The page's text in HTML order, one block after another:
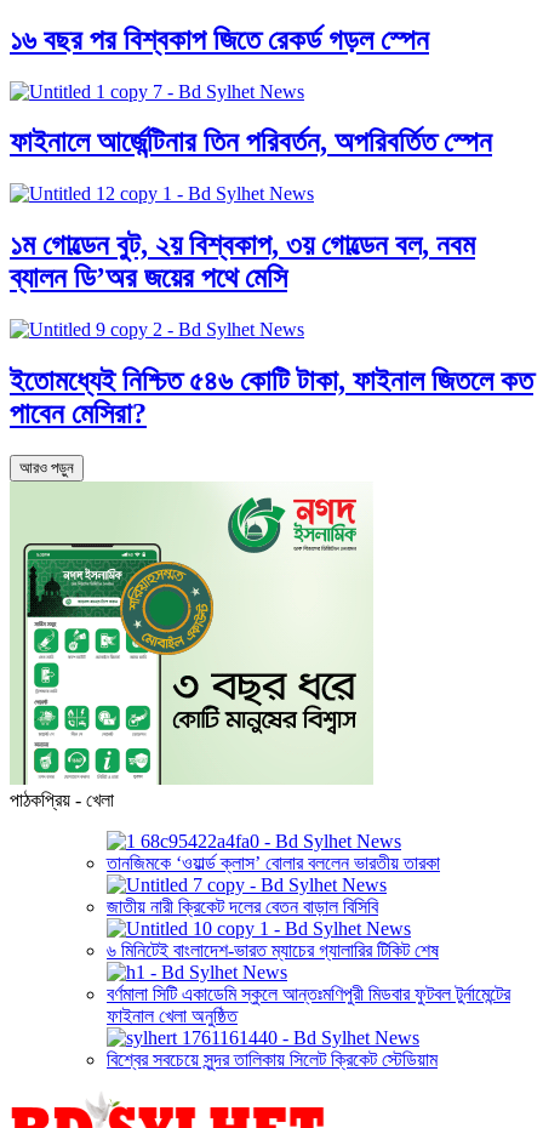
১৬ বছর পর বিশ্বকাপ জিতে রেকর্ড গড়ল স্পেন
ফাইনালে আর্জেন্টিনার তিন পরিবর্তন, অপরিবর্তিত স্পেন
১ম গোল্ডেন বুট, ২য় বিশ্বকাপ, ৩য় গোল্ডেন বল, নবম
ব্যালন ডি’অর জয়ের পথে মেসি
ইতোমধ্যেই নিশ্চিত ৫৪৬ কোটি টাকা, ফাইনাল জিতলে কত
পাবেন মেসিরা?
আরও পড়ুন
পাঠকপ্রিয় - খেলা
তানজিমকে ‘ওয়ার্ল্ড ক্লাস’ বোলার বললেন ভারতীয় তারকা
জাতীয় নারী ক্রিকেট দলের বেতন বাড়াল বিসিবি
৬ মিনিটেই বাংলাদেশ-ভারত ম্যাচের গ্যালারির টিকিট শেষ
বর্ণমালা সিটি একাডেমি স্কুলে আন্তঃমণিপুরী মিডবার ফুটবল টুর্নামেন্টের
ফাইনাল খেলা অনুষ্ঠিত
বিশ্বের সবচেয়ে সুন্দর তালিকায় সিলেট ক্রিকেট স্টেডিয়াম